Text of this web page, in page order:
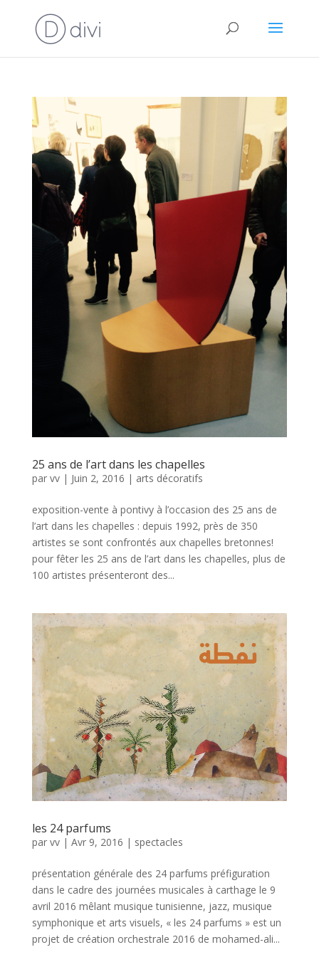
25 ans de l’art dans les chapelles
par vv| Juin 2, 2016 | arts décoratifs
exposition-vente à pontivy à l’occasion des 25 ans de
l’art dans les chapelles : depuis 1992, près de 350
artistes se sont confrontés aux chapelles bretonnes!
pour fêter les 25 ans de l’art dans les chapelles, plus de
100 artistes présenteront des...
les 24 parfums
par vv| Avr 9, 2016 | spectacles
présentation générale des 24 parfums préfiguration
dans le cadre des journées musicales à carthage le 9
avril 2016 mêlant musique tunisienne, jazz, musique
symphonique et arts visuels, « les 24 parfums » est un
projet de création orchestrale 2016 de mohamed-ali...